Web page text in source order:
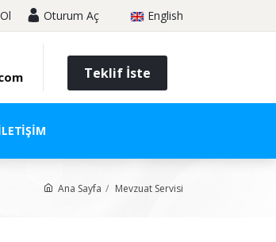
Oturum Aç English
Teklif İste
Ana Sayfa Mevzuat Servisi